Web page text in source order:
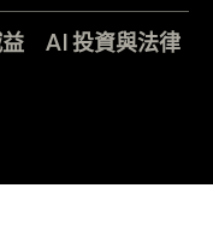
益 AI 投資與法律